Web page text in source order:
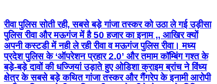
रीवा पुलिस सोती रही, सबसे बड़े गांजा तस्कर को उठा ले गई उड़ीसा
पुलिस रीवा और मऊगंज में है 50 हजार का इनाम ,, आखिर क्यों
अपनी कस्टडी में नही ले रही रीवा व मऊगंज पुलिस रीवा। मध्य
प्रदेश पुलिस के ‘ऑपरेशन प्रहार 2.0’ और तमाम कॉम्बिंग गश्त के
बड़े-बड़े दावों की धज्जियां उड़ाते हुए ओडिशा क्राइम ब्रांच ने विंध्य
क्षेत्र के सबसे बड़े कथित गांजा तस्कर और गैंगरेप के इनामी आरोपी